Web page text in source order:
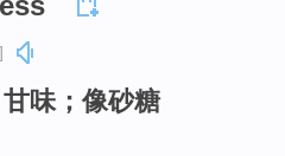
味；像砂糖